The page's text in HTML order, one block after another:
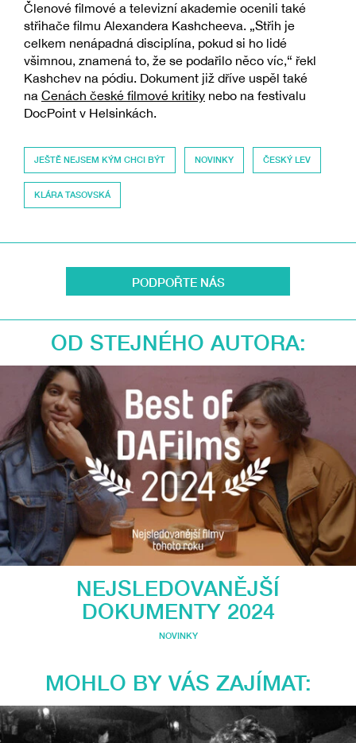
Členové filmové a televizní akademie ocenili také
střihače filmu Alexandera Kashcheeva. „Střih je
celkem nenápadná disciplína, pokud si ho lidé
všimnou, znamená to, že se podařilo něco víc,“ řekl
Kashchev na pódiu. Dokument již dříve uspěl také
na Cenách české filmové kritiky nebo na festivalu
DocPoint v Helsinkách.
JEŠTĚ NEJSEM KÝM CHCI BÝT NOVINKY ČESKÝ LEV
KLÁRA TASOVSKÁ
PODPOŘTE NÁS
OD STEJNÉHO AUTORA:
NEJSLEDOVANĚJŠÍ
DOKUMENTY 2024
NOVINKY
MOHLO BY VÁS ZAJÍMAT: